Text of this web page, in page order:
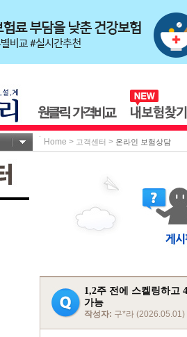
Home > 고객센터 > 온라인 보험상담
1,2주 전에 스켈링하고
가능
작성자: 구*라 (2026.05.01)